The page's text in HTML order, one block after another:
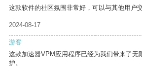
这款软件的社区氛围非常好，可以与其他用户
2024-08-17
游客
这款加速器VPM应用程序已经为我们带来了无
护。